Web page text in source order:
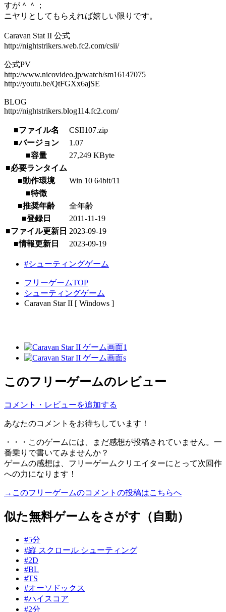
すが＾＾；
ニヤリとしてもらえれば嬉しい限りです。
Caravan Stat II 公式
http://nightstrikers.web.fc2.com/csii/
公式PV
http://www.nicovideo.jp/watch/sm16147075
http://youtu.be/QtFGXx6ajSE
BLOG
http://nightstrikers.blog114.fc2.com/
■ファイル名
CSII107.zip
■バージョン
1.07
■容量
27,249 KByte
■必要ランタイム
■動作環境
Win 10 64bit/11
■特徴
■推奨年齢
全年齢
■登録日
2011-11-19
■ファイル更新日 2023-09-19
■情報更新日
2023-09-19
#シューティングゲーム
フリーゲームTOP
シューティングゲーム
Caravan Star II [ Windows ]
このフリーゲームのレビュー
コメント・レビューを追加する
あなたのコメントをお待ちしています！
・・・このゲームには、まだ感想が投稿されていません。一
番乗りで書いてみませんか？
ゲームの感想は、フリーゲームクリエイターにとって次回作
への力になります！
→このフリーゲームのコメントの投稿はこちらへ
似た無料ゲームをさがす（自動）
#5分
#縦 スクロール シューティング
#2D
#BL
#TS
#オーソドックス
#ハイスコア
#2分